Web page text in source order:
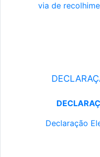
via de
Declaração